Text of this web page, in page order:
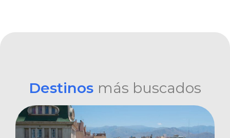
Destinos más buscados